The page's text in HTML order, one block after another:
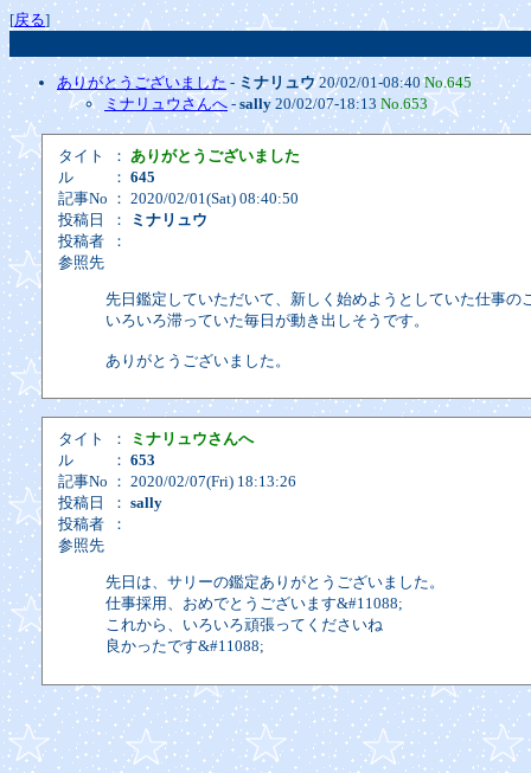
[戻る]
ありがとうございました - ミナリュウ20/02/01-08:40No.645
ミナリュウさんへ - sally 20/02/07-18:13 No.653
タイト
ル
記事No
投稿日
投稿者
参照先
： ありがとうございました
：645
： 2020/02/01(Sat) 08:40:50
：
ミナリュウ
：
先日鑑定していただいて、新しく始めようとしていた仕事
いろいろ滞っていた毎日が動き出しそうです。
ありがとうございました。
タイト
ル
記事No
投稿日
投稿者
参照先
：
ミナリュウさんへ
：653
： 2020/02/07(Fri) 18:13:26
：sally
：
先日は、サリーの鑑定ありがとうございました。
仕事採用、おめでとうございます&#11088;
これから、いろいろ頑張ってくださいね
良かったです&#11088;